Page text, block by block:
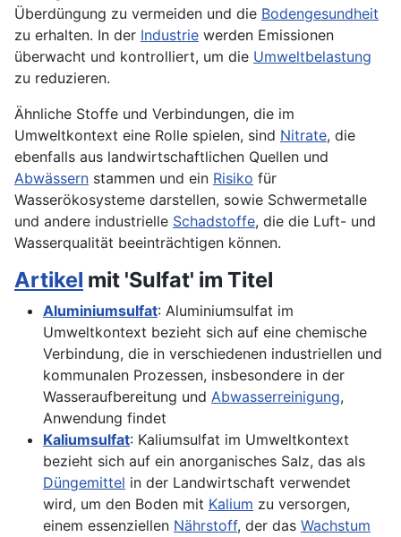
Überdüngung zu vermeiden und die Bodengesundheit
zu erhalten. In der Industrie werden Emissionen
überwacht und kontrolliert, um die Umweltbelastung
zu reduzieren.
Ähnliche Stoffe und Verbindungen, die im
Umweltkontext eine Rolle spielen, sind Nitrate, die
ebenfalls aus landwirtschaftlichen Quellen und
Abwässern stammen und ein Risiko für
Wasserökosysteme darstellen, sowie Schwermetalle
und andere industrielle Schadstoffe, die die Luft- und
Wasserqualität beeinträchtigen können.
Artikel mit 'Sulfat' im Titel
Aluminiumsulfat: Aluminiumsulfat im
Umweltkontext bezieht sich auf eine chemische
Verbindung, die in verschiedenen industriellen und
kommunalen Prozessen, insbesondere in der
Wasseraufbereitung und Abwasserreinigung,
Anwendung findet
Kaliumsulfat: Kaliumsulfat im Umweltkontext
bezieht sich auf ein anorganisches Salz, das als
Düngemittel in der Landwirtschaft verwendet
wird, um den Boden mit Kalium zu versorgen,
einem essenziellen Nährstoff, der das Wachstum